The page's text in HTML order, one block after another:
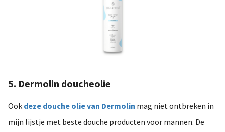
5. Dermolin doucheolie
Ook deze douche olie van Dermolin mag niet ontbreken in
mijn lijstje met beste douche producten voor mannen. De